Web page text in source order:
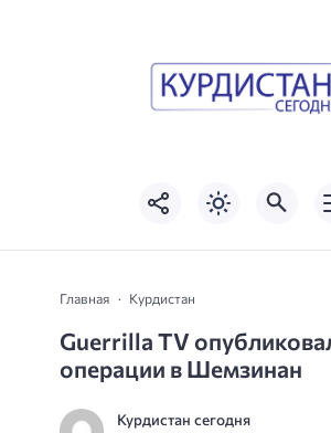
Главная Курдистан
Guerrilla TV
операции в Шемзинан
Курдистан сегодня